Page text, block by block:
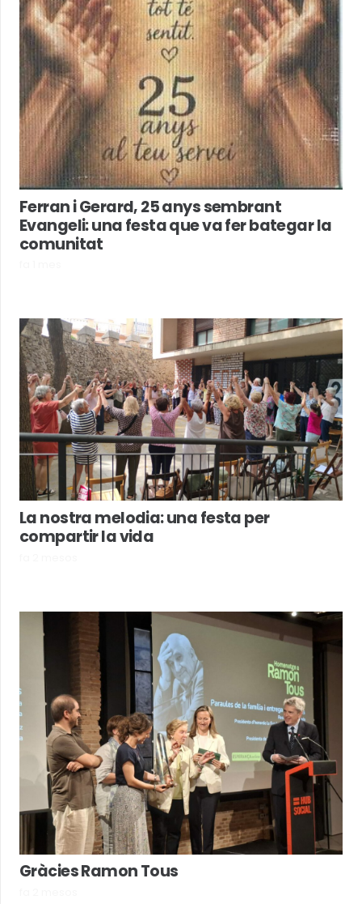
Ferran i Gerard, 25 anys sembrant
Evangeli: una festa que va fer bategar la
comunitat
La nostra melodia: una festa per
compartir la vida
Gràcies Ramon Tous